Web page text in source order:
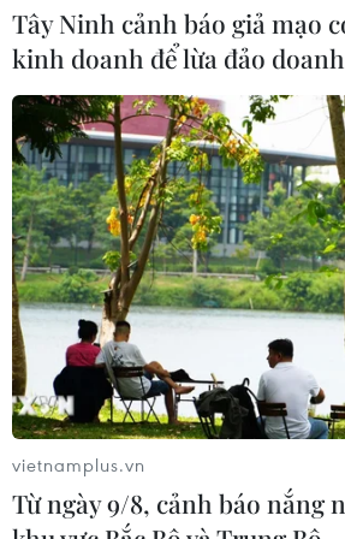
Xem thêm
CƠ QUAN CHỦ QUẢN: THÔNG TẤN XÃ VIỆT NAM
Tổng Biên tập: TRẦN TIẾN DUẨN
Phó Tổng Biên tập: NGUYỄN THỊ
THỦY
Sở hữu trí tuệ
Quy
RSS
Ngôn ngữ
TTXVN
Tây Ninh cảnh báo giả mạo
kinh doanh để lừa đảo
vietnamplus.vn
Từ ngày 9/8, cảnh báo nắng